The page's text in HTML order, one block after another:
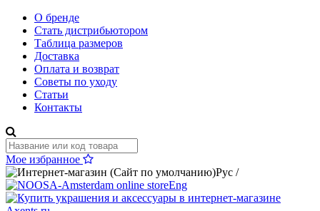
О бренде
Стать дистрибьютором
Таблица размеров
Доставка
Оплата и возврат
Советы по уходу
Статьи
Контакты
Мое избранное
Рус /
Eng